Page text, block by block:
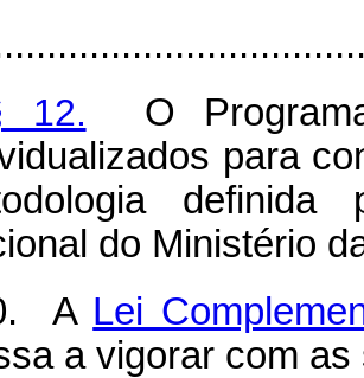
12. O
para
definida
do Ministério
A Lei
a vigorar com